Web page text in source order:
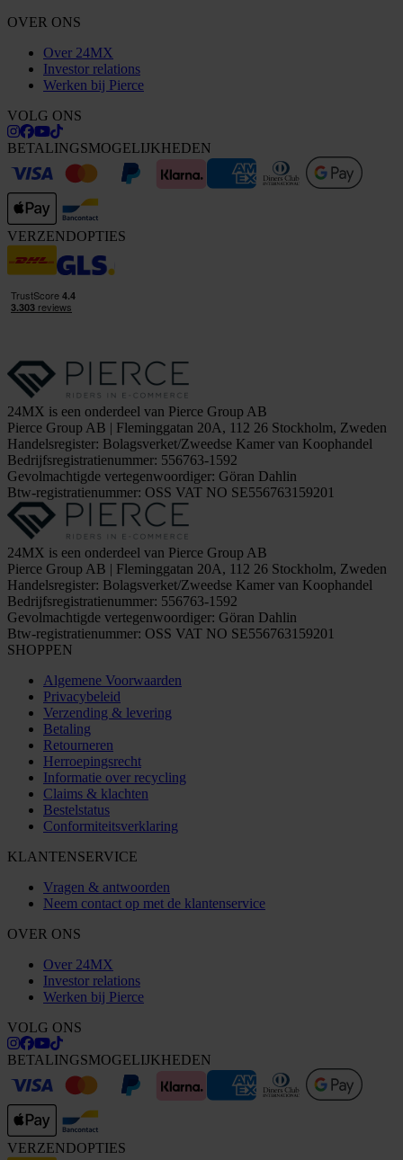
OVER ONS
Over 24MX
Investor relations
Werken bij Pierce
VOLG ONS
BETALINGSMOGELIJKHEDEN
VERZENDOPTIES
24MX is een onderdeel van Pierce Group AB
Pierce Group AB | Fleminggatan 20A, 112 26 Stockholm, Zweden
Handelsregister: Bolagsverket/Zweedse Kamer van Koophandel
Bedrijfsregistratienummer: 556763-1592
Gevolmachtigde vertegenwoordiger: Göran Dahlin
Btw-registratienummer: OSS VAT NO SE556763159201
24MX is een onderdeel van Pierce Group AB
Pierce Group AB | Fleminggatan 20A, 112 26 Stockholm, Zweden
Handelsregister: Bolagsverket/Zweedse Kamer van Koophandel
Bedrijfsregistratienummer: 556763-1592
Gevolmachtigde vertegenwoordiger: Göran Dahlin
Btw-registratienummer: OSS VAT NO SE556763159201
SHOPPEN
Algemene Voorwaarden
Privacybeleid
Verzending & levering
Betaling
Retourneren
Herroepingsrecht
Informatie over recycling
Claims & klachten
Bestelstatus
Conformiteitsverklaring
KLANTENSERVICE
Vragen & antwoorden
Neem contact op met de klantenservice
OVER ONS
Over 24MX
Investor relations
Werken bij Pierce
VOLG ONS
BETALINGSMOGELIJKHEDEN
VERZENDOPTIES